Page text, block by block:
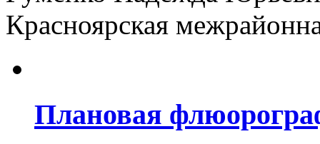
Красноярская
Плановая